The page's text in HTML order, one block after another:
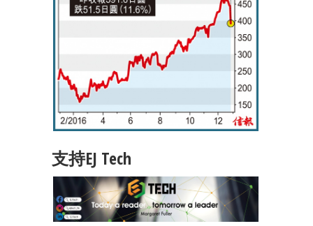
支持EJ Tech